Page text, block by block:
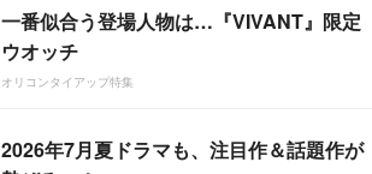
一番似合う登場人物は…『VIVANT』限定
ウオッチ
オリコンタイアップ特集
2026年7月夏ドラマも、注目作＆話題作が